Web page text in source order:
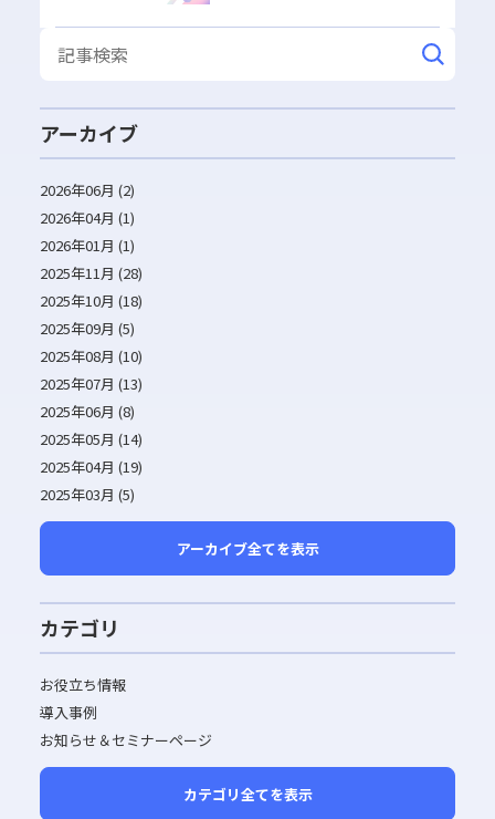
アーカイブ
2026年06月 (2)
2026年04月 (1)
2026年01月 (1)
2025年11月 (28)
2025年10月 (18)
2025年09月 (5)
2025年08月 (10)
2025年07月 (13)
2025年06月 (8)
2025年05月 (14)
2025年04月 (19)
2025年03月 (5)
アーカイブ全てを表示
カテゴリ
お役立ち情報
導入事例
お知らせ＆セミナーページ
カテゴリ全てを表示